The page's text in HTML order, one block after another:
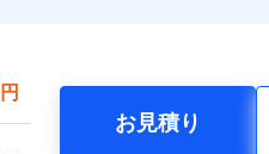
円
お見積り